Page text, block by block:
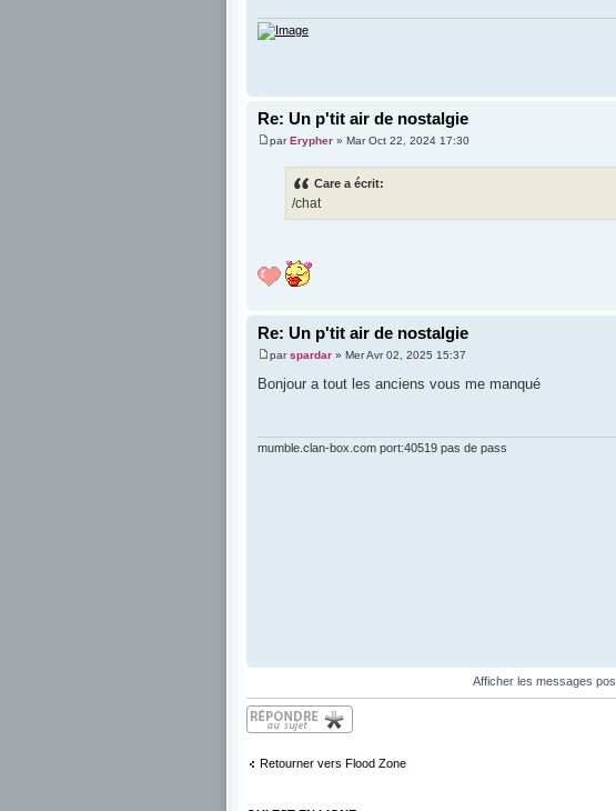
Re: Un p'tit air de nostalgie
parErypher » Mar Oct 22, 2024 17:30
Care a écrit:
/chat
Re: Un p'tit air de nostalgie
parspardar » Mer Avr 02, 2025 15:37
Bonjour a tout les anciens vous me manqué
mumble.clan-box.com port:40519 pas de pass
Afficher les messages
Répondre
Retourner vers Flood Zone